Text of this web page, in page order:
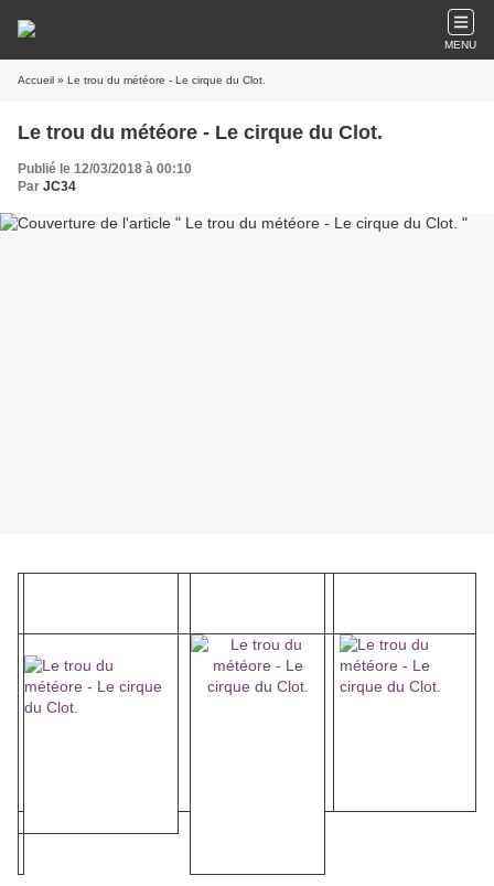
MENU
Accueil » Le trou du météore - Le cirque du Clot.
Le trou du météore - Le cirque du Clot.
Publié le 12/03/2018 à 00:10
Par JC34